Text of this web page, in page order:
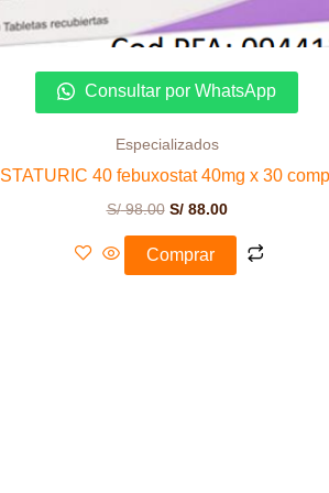
Consultar por WhatsApp
Especializados
STATURIC 40 febuxostat 40mg x 30
S/98.00 S/88.00
Comprar